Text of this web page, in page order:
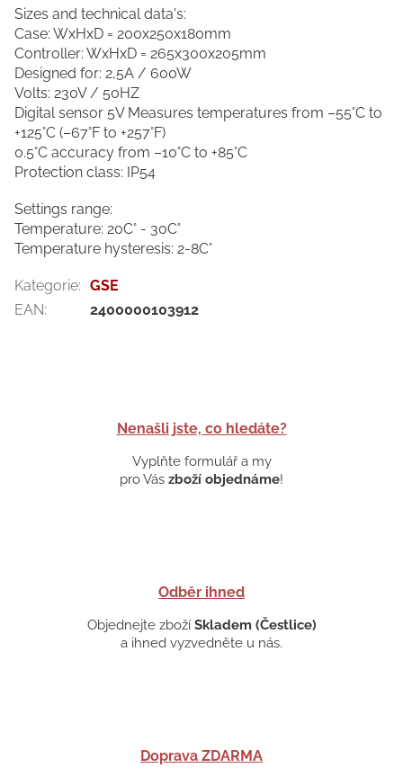
Nenašli jste, co hledáte?
Vyplňte formulář a my
pro Vás zboží objednáme!
Odběr ihned
Objednejte zboží Skladem (Čestlice)
a ihned vyzvedněte u nás.
Doprava ZDARMA
Sizes and technical data's:
Case: WxHxD = 200x250x180mm
Controller: WxHxD = 265x300x205mm
Designed for: 2,5A / 600W
Volts: 230V / 50HZ
Digital sensor 5V Measures temperatures from –55°C to
+125°C (–67°F to +257°F)
0.5°C accuracy from –10°C to +85°C
Protection class: IP54
Settings range:
Temperature: 20C° - 30C°
Temperature hysteresis: 2-8C°
Kategorie: GSE
EAN: 2400000103912